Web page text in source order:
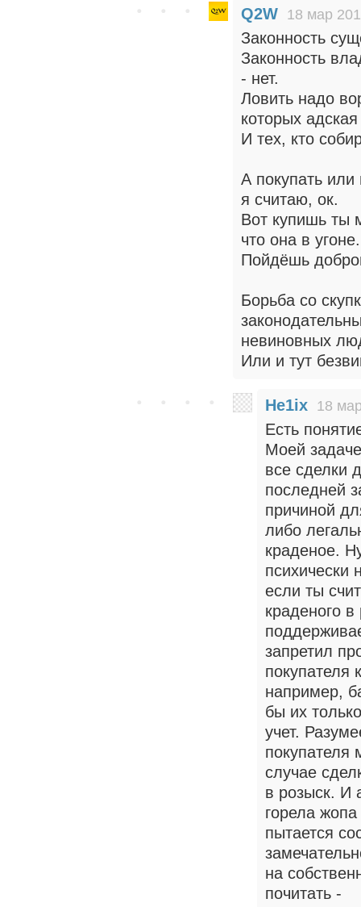
Q2W 18 мар
Законность
Законность
- нет.
Ловить надо
которых
И тех, кто
А покупать или
я считаю, ок.
Вот купишь ты
что она в угоне.
Пойдёшь
Борьба со
невиновных
Или и тут
He1ix 18
Есть
Моей
все сделки
последней
причиной
либо
краденое.
психически
если ты
краденого
запретил
покупателя
например,
бы их
учет.
покупателя
случае
в розыск. И
горела жопа
пытается
на
почитать -